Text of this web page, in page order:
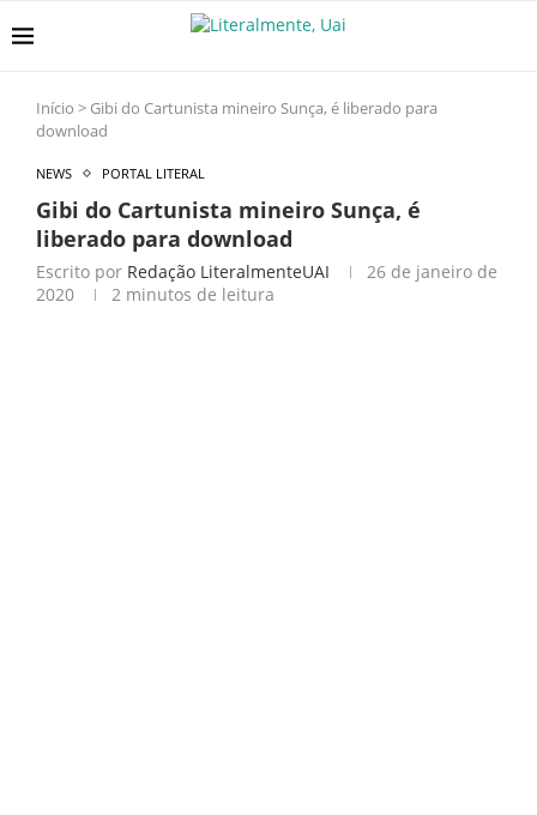
Início > Gibi do Cartunista mineiro Sunça, é liberado para
download
NEWS PORTAL LITERAL
Gibi do Cartunista mineiro Sunça, é
liberado para download
Escrito por Redação LiteralmenteUAI
26 de janeiro de
2020
2 minutos de leitura